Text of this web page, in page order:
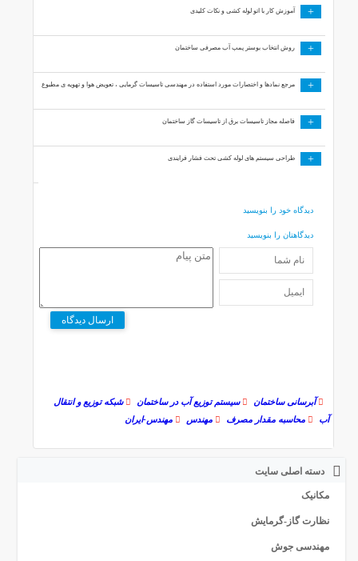
+ آموزش کار با اتو لوله کشی و نکات کلیدی
+ روش انتخاب بوستر پمپ آب مصرفی ساختمان
+ مرجع نمادها و اختصارات مورد استفاده در مهندسی تاسیسات گرمایی ، تعویض هوا و تهویه ی مطبوع
+ فاصله مجاز تاسیسات برق از تاسیسات گاز ساختمان
+ طراحی سیستم های لوله کشی تحت فشار فرایندی
دیدگاه خود را بنویسید
دیدگاهتان را بنویسید
ارسال دیدگاه
آبرسانی ساختمان ﺳﯿﺴﺘﻢ ﺗﻮزﯾﻊ آب در ﺳﺎﺧﺘﻤﺎن
شبکه توزیع و انتقال
آب
محاسبه مقدار مصرف مهندس مهندس-ایران
دسته اصلی سایت
مکانیک
نظارت گاز-گرمایش
مهندسی جوش